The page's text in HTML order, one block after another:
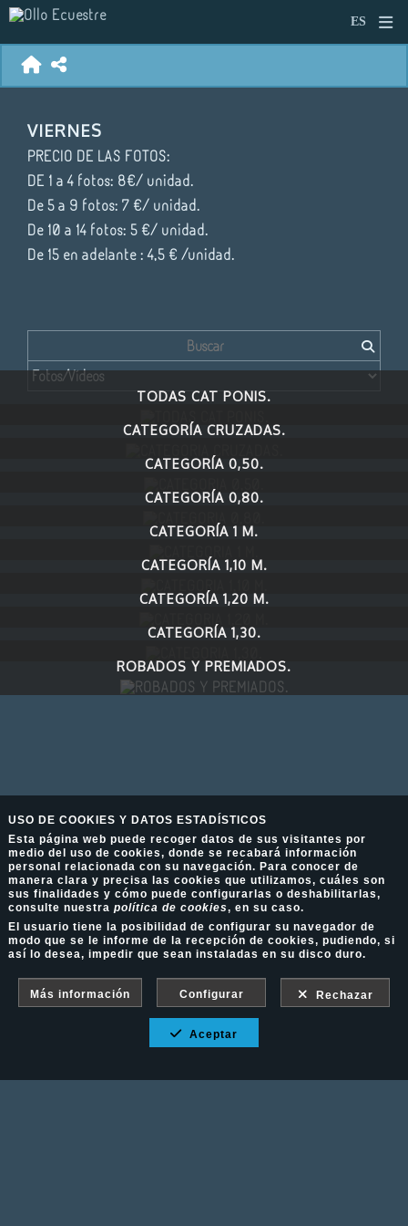
VIERNES
PRECIO DE LAS FOTOS:
DE 1 a 4 fotos: 8€/ unidad.
De 5 a 9 fotos: 7 €/ unidad.
De 10 a 14 fotos: 5 €/ unidad.
De 15 en adelante : 4,5 € /unidad.
TODAS CAT PONIS.
CATEGORÍA CRUZADAS.
CATEGORÍA 0,50.
CATEGORÍA 0,80.
CATEGORÍA 1 M.
CATEGORÍA 1,10 M.
CATEGORÍA 1,20 M.
CATEGORÍA 1,30.
ROBADOS Y PREMIADOS.
USO DE COOKIES Y DATOS ESTADÍSTICOS
Esta página web puede recoger datos de sus visitantes por
medio del uso de cookies, donde se recabará información
personal relacionada con su navegación. Para conocer de
manera clara y precisa las cookies que utilizamos, cuáles son
sus finalidades y cómo puede configurarlas o deshabilitarlas,
consulte nuestra política de cookies, en su caso.
El usuario tiene la posibilidad de configurar su navegador de
modo que se le informe de la recepción de cookies, pudiendo, si
así lo desea, impedir que sean instaladas en su disco duro.
Más información Configurar Rechazar
Aceptar